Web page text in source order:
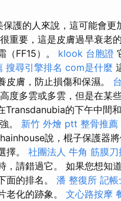
護的人來說，這可能會更
重要，這是皮膚過早衰老
（FF15）。 klook 台胞證
搜尋引擎排名 com是什麼
皮膚，防止損傷和保濕。
度多雲或多雲，但是在某
Transdanubia的下午中間
。 新竹 外燴 ptt 整骨推薦
說，棍子保護器
擇。 社團法人 牛角 筋膜刀
，請錯過它。 如果您想知
面的排名。 潘 整復所 記帳
老化的跡象。 文心路按摩